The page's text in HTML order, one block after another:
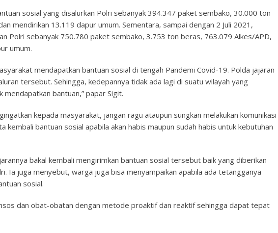
sosial yang disalurkan Polri sebanyak 394.347 paket sembako, 30.000 ton
mendirikan 13.119 dapur umum. Sementara, sampai dengan 2 Juli 2021,
Polri sebanyak 750.780 paket sembako, 3.753 ton beras, 763.079 Alkes/APD,
umum.
mendapatkan bantuan sosial di tengah Pandemi Covid-19. Polda jajaran
tersebut. Sehingga, kedepannya tidak ada lagi di suatu wilayah yang
bantuan,” papar Sigit.
kepada masyarakat, jangan ragu ataupun sungkan melakukan komunikasi
kembali bantuan sosial apabila akan habis maupun sudah habis untuk kebutuhan
bakal kembali mengirimkan bantuan sosial tersebut baik yang diberikan
Ia juga menyebut, warga juga bisa menyampaikan apabila ada tetangganya
sosial.
dan obat-obatan dengan metode proaktif dan reaktif sehingga dapat tepat